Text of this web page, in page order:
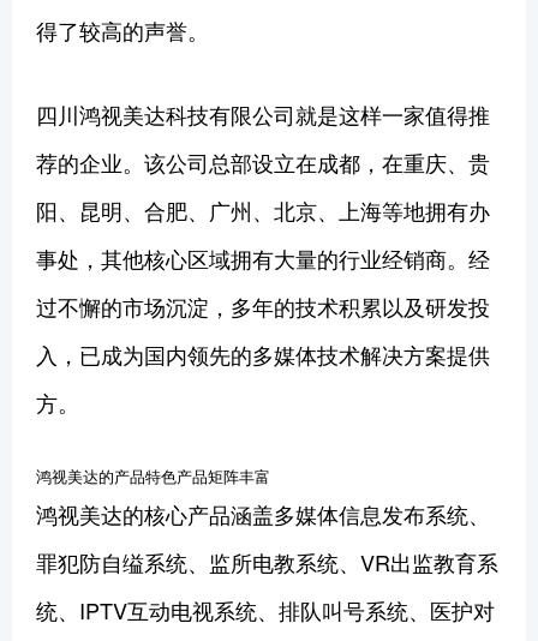
得了较高的声誉。
四川鸿视美达科技有限公司就是这样一家值得推
荐的企业。该公司总部设立在成都，在重庆、贵
阳、昆明、合肥、广州、北京、上海等地拥有办
事处，其他核心区域拥有大量的行业经销商。经
过不懈的市场沉淀，多年的技术积累以及研发投
入，已成为国内领先的多媒体技术解决方案提供
方。
鸿视美达的产品特色产品矩阵丰富
鸿视美达的核心产品涵盖多媒体信息发布系统、
罪犯防自缢系统、监所电教系统、VR出监教育系
统、IPTV互动电视系统、排队叫号系统、医护对